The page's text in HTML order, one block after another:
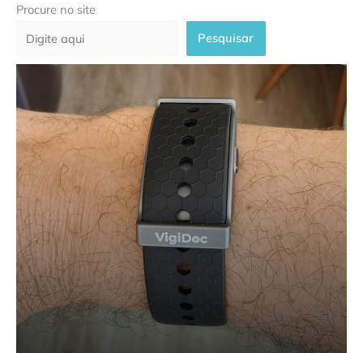
Procure no site
Pesquisar
Plataforma VigiDoc garante
cuidado contínuo para pacientes
oncológicos com monitoramento